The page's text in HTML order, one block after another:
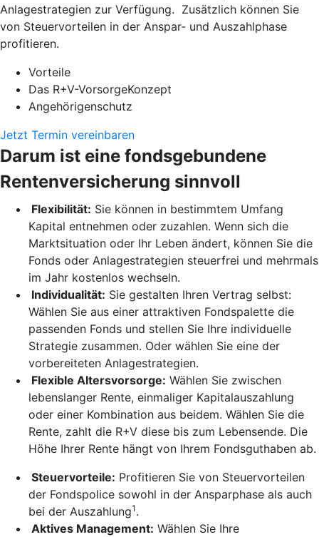
Anlagestrategien zur Verfügung. Zusätzlich können Sie
von Steuervorteilen in der Anspar- und Auszahlphase
profitieren.
Vorteile
Das R+V-VorsorgeKonzept
Angehörigenschutz
Jetzt Termin vereinbaren
Darum ist eine fondsgebundene
Rentenversicherung sinnvoll
Flexibilität: Sie können in bestimmtem Umfang
Kapital entnehmen oder zuzahlen. Wenn sich die
Marktsituation oder Ihr Leben ändert, können Sie die
Fonds oder Anlagestrategien steuerfrei und mehrmals
im Jahr kostenlos wechseln.
Individualität: Sie gestalten Ihren Vertrag selbst:
Wählen Sie aus einer attraktiven Fondspalette die
passenden Fonds und stellen Sie Ihre individuelle
Strategie zusammen. Oder wählen Sie eine der
vorbereiteten Anlagestrategien.
Flexible Altersvorsorge: Wählen Sie zwischen
lebenslanger Rente, einmaliger Kapitalauszahlung
oder einer Kombination aus beidem. Wählen Sie die
Rente, zahlt die R+V diese bis zum Lebensende. Die
Höhe Ihrer Rente hängt von Ihrem Fondsguthaben ab.
Steuervorteile: Profitieren Sie von Steuervorteilen
der Fondspolice sowohl in der Ansparphase als auch
bei der Auszahlung1 .
Aktives Management: Wählen Sie Ihre